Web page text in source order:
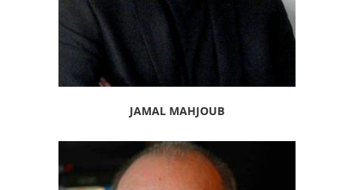
JAMAL MAHJOUB